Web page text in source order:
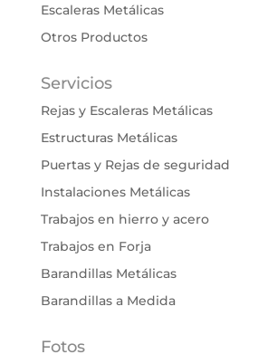
Escaleras Metálicas
Otros Productos
Servicios
Rejas y Escaleras Metálicas
Estructuras Metálicas
Puertas y Rejas de seguridad
Instalaciones Metálicas
Trabajos en hierro y acero
Trabajos en Forja
Barandillas Metálicas
Barandillas a Medida
Fotos